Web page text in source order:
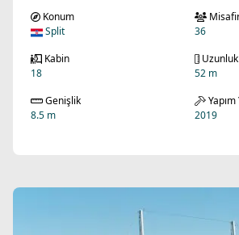
Konum
Split
36
Kabin
18
Uzunluk
52 m
Genişlik
8.5 m
Yapım
2019